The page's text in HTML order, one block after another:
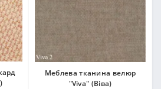
Меблева тканина велюр
"Viva" (Віва)